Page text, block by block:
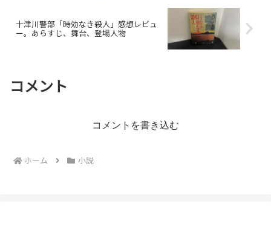
十津川警部「時効なき殺人」感想レビュ
ー。あらすじ、舞台、登場人物
コメント
コメントを書き込む
ホーム 小説